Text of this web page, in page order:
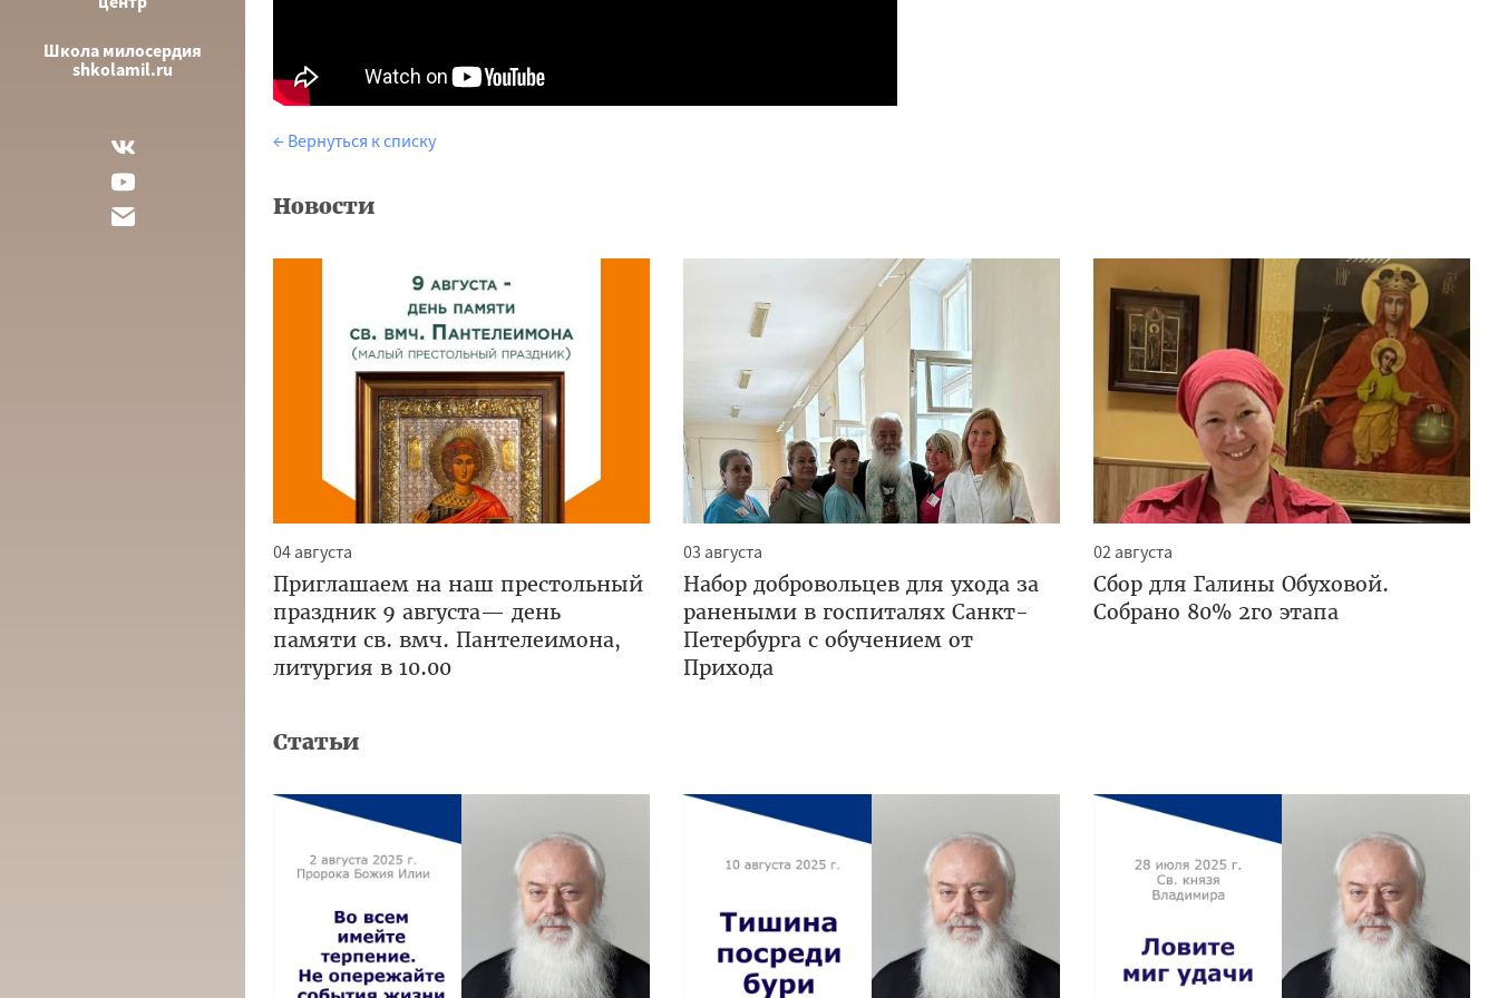
Школа милосердия
shkolamil.ru
← Вернуться к списку
Новости
04 августа
Приглашаем на наш престольный
праздник 9 августа— день
памяти св. вмч. Пантелеимона,
литургия в 10.00
03 августа
Набор добровольцев для ухода за
ранеными в госпиталях Санкт-
Петербурга с обучением от
Прихода
02 августа
Сбор для Галины Обуховой.
Собрано 80% 2го этапа
Статьи